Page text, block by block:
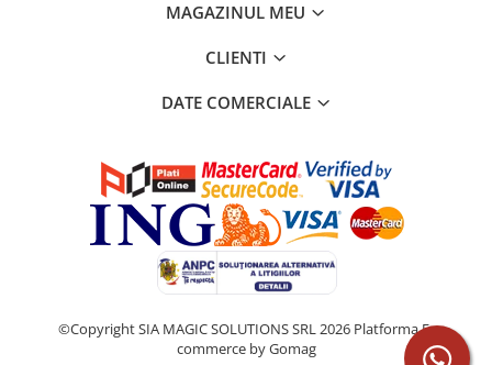
MAGAZINUL MEU
CLIENTI
DATE COMERCIALE
©Copyright SIA MAGIC SOLUTIONS SRL 2026 Platforma E-
commerce by Gomag